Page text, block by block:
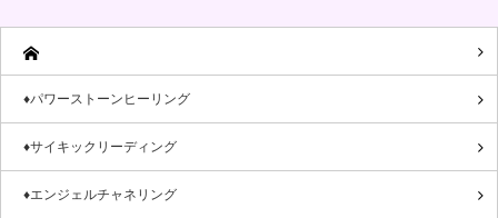
♦パワーストーンヒーリング
♦サイキックリーディング
♦エンジェルチャネリング